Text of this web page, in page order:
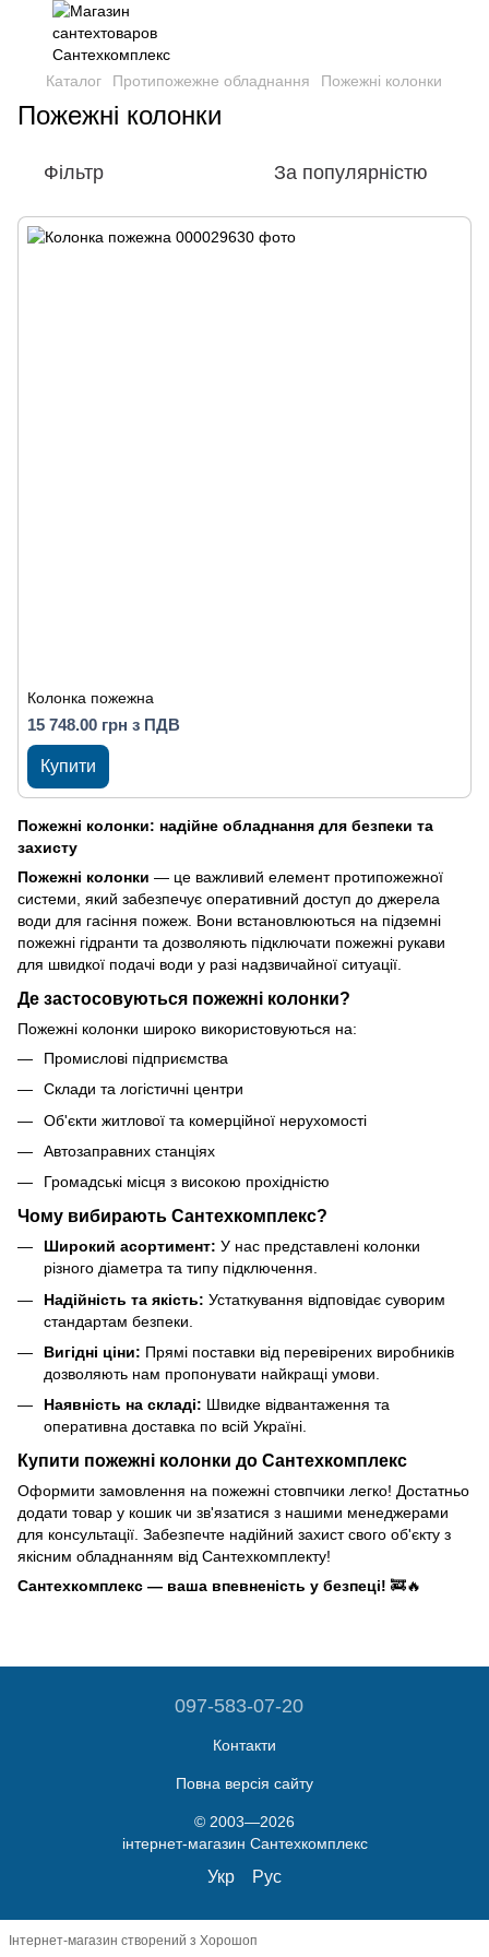
Каталог Протипожежне обладнання Пожежні колонки
Пожежні колонки
Фільтр За популярністю
Колонка пожежна
15 748.00 грн з ПДВ
Купити
Пожежні колонки: надійне обладнання для безпеки та
захисту
Пожежні колонки — це важливий елемент протипожежної
системи, який забезпечує оперативний доступ до джерела
води для гасіння пожеж. Вони встановлюються на підземні
пожежні гідранти та дозволяють підключати пожежні рукави
для швидкої подачі води у разі надзвичайної ситуації.
Де застосовуються пожежні колонки?
Пожежні колонки широко використовуються на:
Промислові підприємства
Склади та логістичні центри
Об'єкти житлової та комерційної нерухомості
Автозаправних станціях
Громадські місця з високою прохідністю
Чому вибирають Сантехкомплекс?
Широкий асортимент: У нас представлені колонки
різного діаметра та типу підключення.
Надійність та якість: Устаткування відповідає суворим
стандартам безпеки.
Вигідні ціни: Прямі поставки від перевірених виробників
дозволяють нам пропонувати найкращі умови.
Наявність на складі: Швидке відвантаження та
оперативна доставка по всій Україні.
Купити пожежні колонки до Сантехкомплекс
Оформити замовлення на пожежні стовпчики легко! Достатньо
додати товар у кошик чи зв'язатися з нашими менеджерами
для консультації. Забезпечте надійний захист свого об'єкту з
якісним обладнанням від Сантехкомплекту!
Сантехкомплекс — ваша впевненість у безпеці! 🚒🔥
097-583-07-20
Контакти
Повна версія сайту
© 2003—2026
інтернет-магазин Сантехкомплекс
Укр Рус
Інтернет-магазин створений з Хорошоп